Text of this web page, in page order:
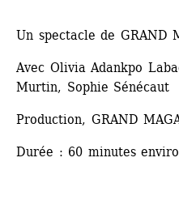
Un spectacle de GRAND
Avec Olivia Adankpo
Murtin, Sophie Sénécaut
Production, GRAND
Durée : 60 minutes